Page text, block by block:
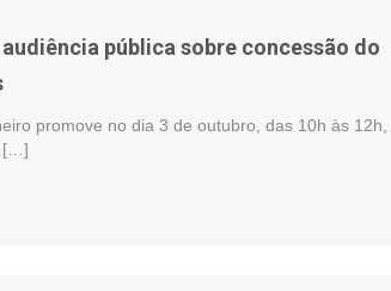
pública sobre concessão do
promove no dia 3 de outubro, das 10h às 12h,
[…]